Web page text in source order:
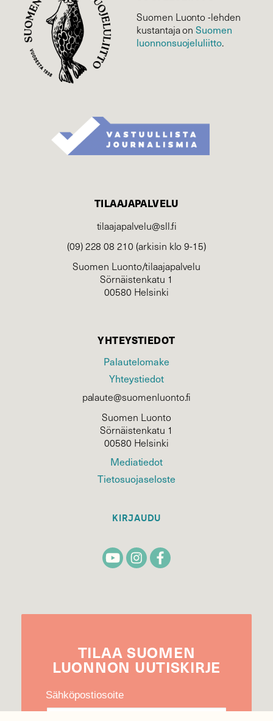
Suomen Luonto -lehden
kustantaja onSuomen
luonnonsuojelu­liitto.
TILAAJAPALVELU
tilaajapalvelu@sll.fi
(09) 228 08 210 (arkisin klo 9-15)
Suomen Luonto/tilaajapalvelu
Sörnäistenkatu 1
00580 Helsinki
YHTEYSTIEDOT
Palautelomake
Yhteystiedot
palaute@suomenluonto.fi
Suomen Luonto
Sörnäistenkatu 1
00580 Helsinki
Mediatiedot
Tietosuojaseloste
KIRJAUDU
TILAA SUOMEN
LUONNON UUTIS­KIRJE
Sähköpostiosoite